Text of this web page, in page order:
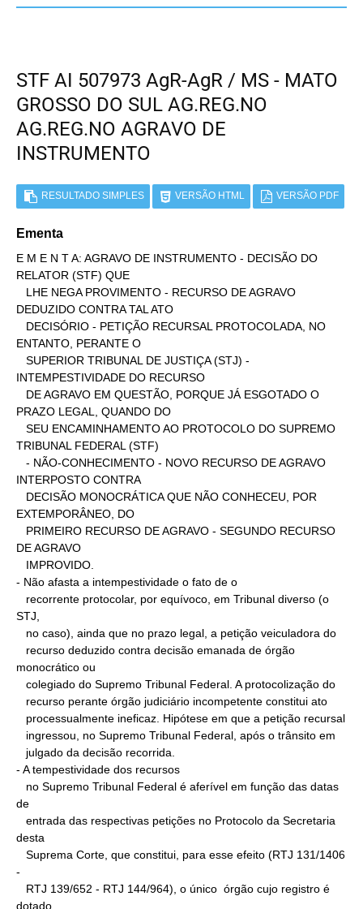
STF AI 507973 AgR-AgR / MS - MATO
GROSSO DO SUL AG.REG.NO
AG.REG.NO AGRAVO DE
INSTRUMENTO
RESULTADO SIMPLES VERSÃO HTML VERSÃO PDF
Ementa
E M E N T A: AGRAVO DE INSTRUMENTO - DECISÃO DO
RELATOR (STF) QUE
DEDUZIDO CONTRA TAL ATO
ENTANTO, PERANTE O
INTEMPESTIVIDADE DO RECURSO
PRAZO LEGAL, QUANDO DO
TRIBUNAL FEDERAL (STF)
INTERPOSTO CONTRA
EXTEMPORÂNEO, DO
DE AGRAVO
- Não afasta a intempestividade o fato de o
STJ,
monocrático ou
- A tempestividade dos recursos
de
desta
-
dotado